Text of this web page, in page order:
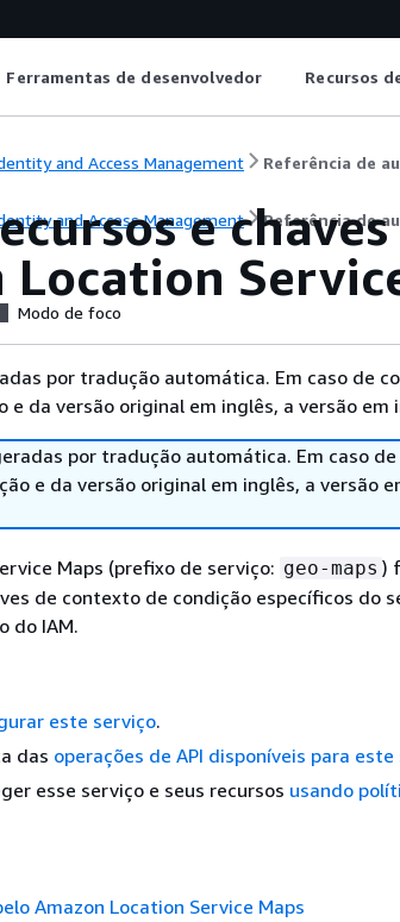
Ferramentas de desenvolvedor Recursos
and Access Management Referência de
and Access Management Referência de
e
Location
Modo de foco
por tradução automática. Em caso de
e da versão original em inglês, a versão em
por tradução automática. Em caso
e da versão original em inglês, a versão
Maps (prefixo de serviço: geo-maps )
de contexto de condição específicos do
do IAM.
este serviço.
das operações de API disponíveis para
esse serviço e seus recursos usando
Amazon Location Service Maps